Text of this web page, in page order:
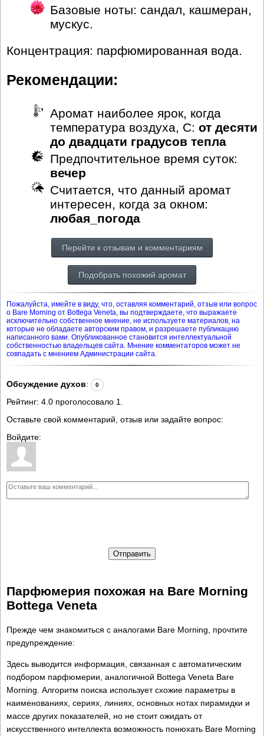
Базовые ноты: сандал, кашмеран,
мускус.
Концентрация: парфюмированная вода.
Рекомендации:
Аромат наиболее ярок, когда
температура воздуха, С: от десяти
до двадцати градусов тепла
Предпочтительное время суток:
вечер
Считается, что данный аромат
интересен, когда за окном:
любая_погода
Перейти к отзывам и комментариям
Подобрать похожий аромат
Пожалуйста, имейте в виду, что, оставляя комментарий, отзыв или вопрос
о Bare Morning от Bottega Veneta, вы подтверждаете, что выражаете
исключительно собственное мнение, не используете материалов, на
которые не обладаете авторским правом, и разрешаете публикацию
написанного вами. Опубликованное становится интеллектуальной
собственностью владельцев сайта. Мнение комментаторов может не
совпадать с мнением Администрации сайта.
Обсуждение духов: 0
Рейтинг: 4.0 проголосовало 1
Оставьте свой комментарий, отзыв или задайте вопрос:
Войдите:
Отправить
Парфюмерия похожая на Bare Morning
Bottega Veneta
Прежде чем знакомиться с аналогами Bare Morning, прочтите
предупреждение:
Здесь выводится информация, связанная с автоматическим
подбором парфюмерии, аналогичной Bottega Veneta Bare
Morning. Алгоритм поиска использует схожие параметры в
наименованиях, сериях, линиях, основных нотах пирамидки и
массе других показателей, но не стоит ожидать от
искусственного интеллекта возможность понюхать Bare Morning